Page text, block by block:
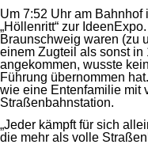
Um 7:52 Uhr am
„Höllenritt“ zur
Braunschweig waren (zu
einem Zugteil als sonst in
angekommen, wusste
Führung übernommen
wie eine Entenfamilie mit
Straßenbahnstation.
„Jeder kämpft für sich
die mehr als volle